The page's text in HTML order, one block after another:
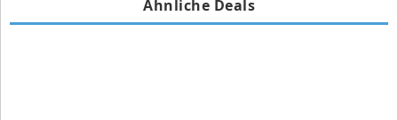
Ähnliche Deals